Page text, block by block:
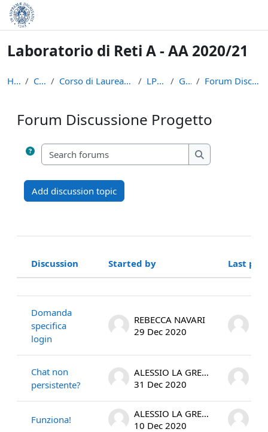
Skip to main content
Laboratorio di Reti A - AA 2020/21
Home Courses Corso di Laurea in Informatica (L-31) LPR-A2021 General Forum Discussione Progetto
Forum Discussione Progetto
Search forums
Search forums
Add discussion topic
Status
Discussion Started by Last post
Domanda
specifica
login
REBECCA NAVARI
29 Dec 2020
Chat non
persistente?
ALESSIO LA GRECA
31 Dec 2020
Funziona!
ALESSIO LA GRECA
10 Dec 2020